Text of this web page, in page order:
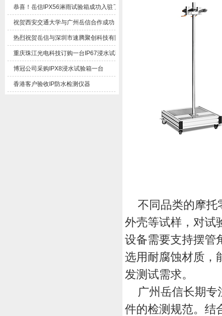
恭喜！岳信IPX56淋雨试验箱成功入驻了苏州德仕耐五金
祝贺西安交通大学与广州岳信合作成功！
热烈祝贺岳信与深圳市速腾聚创科技有限公司合作成功！
重庆珠江光电科技订购一台IP67浸水试验箱
博冠公司采购IPX8浸水试验箱一台
香港客户验收IP防水检测仪器
不同品类的摩托
外壳等试样，对试
设备需要支持摆管
选用耐腐蚀材质，
发测试需求。
广州岳信长期
件的检测规范。结